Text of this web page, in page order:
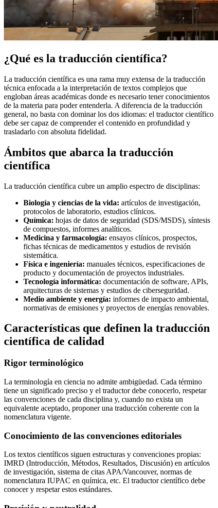
¿Qué es la traducción científica?
La traducción científica es una rama muy extensa de la traducción
técnica enfocada a la interpretación de textos complejos que
engloban áreas académicas donde es necesario tener conocimientos
de la materia para poder entenderla. A diferencia de la traducción
general, no basta con dominar los dos idiomas: el traductor científico
debe ser capaz de comprender el contenido en profundidad y
trasladarlo con absoluta fidelidad.
Ámbitos que abarca la traducción
científica
La traducción científica cubre un amplio espectro de disciplinas:
Biología y ciencias de la vida: artículos de investigación,
protocolos de laboratorio, estudios clínicos.
Química: hojas de datos de seguridad (SDS/MSDS), síntesis
de compuestos, informes analíticos.
Medicina y farmacología: ensayos clínicos, prospectos,
fichas técnicas de medicamentos y estudios de revisión
sistemática.
Física e ingeniería: manuales técnicos, especificaciones de
producto y documentación de proyectos industriales.
Tecnología informática: documentación de software, APIs,
arquitecturas de sistemas y estudios de ciberseguridad.
Medio ambiente y energía: informes de impacto ambiental,
normativas de emisiones y proyectos de energías renovables.
Características que definen la traducción
científica de calidad
Rigor terminológico
La terminología en ciencia no admite ambigüedad. Cada término
tiene un significado preciso y el traductor debe conocerlo, respetar
las convenciones de cada disciplina y, cuando no exista un
equivalente aceptado, proponer una traducción coherente con la
nomenclatura vigente.
Conocimiento de las convenciones editoriales
Los textos científicos siguen estructuras y convenciones propias:
IMRD (Introducción, Métodos, Resultados, Discusión) en artículos
de investigación, sistema de citas APA/Vancouver, normas de
nomenclatura IUPAC en química, etc. El traductor científico debe
conocer y respetar estos estándares.